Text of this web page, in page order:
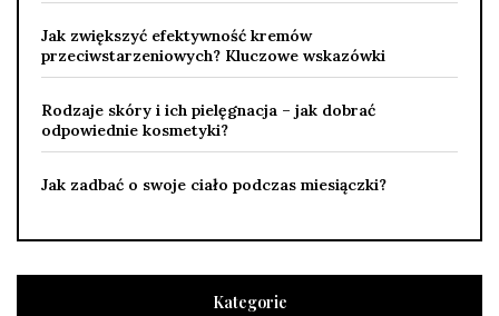
Jak zwiększyć efektywność kremów
przeciwstarzeniowych? Kluczowe wskazówki
Rodzaje skóry i ich pielęgnacja – jak dobrać
odpowiednie kosmetyki?
Jak zadbać o swoje ciało podczas miesiączki?
Kategorie